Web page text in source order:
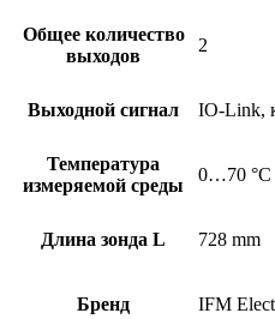
Общее количество
выходов
2
Выходной сигнал IO-Link,
Температура
измеряемой среды
0…70 °C
Длина зонда L 728 mm
Бренд IFM